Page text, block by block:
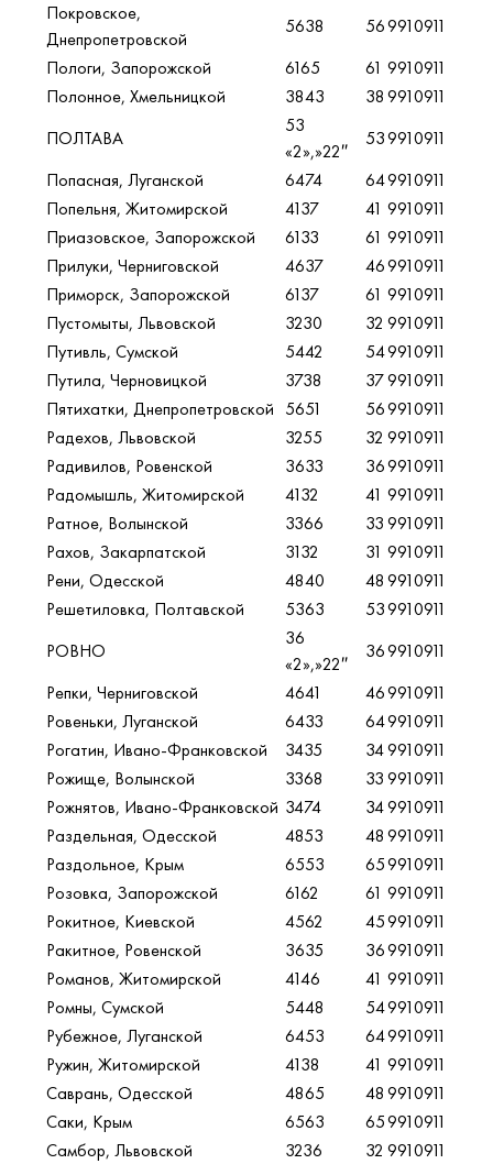
Покровское,
Днепропетровской
5638 569910911
Пологи, Запорожской
6165 61 9910911
Полонное, Хмельницкой
3843 389910911
ПОЛТАВА
53
«2»,»22″
539910911
Попасная, Луганской
6474 649910911
Попельня, Житомирской
4137 41 9910911
Приазовское, Запорожской
6133 61 9910911
Прилуки, Черниговской
4637 469910911
Приморск, Запорожской
6137 61 9910911
Пустомыты, Львовской
3230 32 9910911
Путивль, Сумской
5442 549910911
Путила, Черновицкой
3738 379910911
Пятихатки, Днепропетровской 5651 569910911
Радехов, Львовской
3255 32 9910911
Радивилов, Ровенской
3633 369910911
Радомышль, Житомирской
4132 41 9910911
Ратное, Волынской
3366 339910911
Рахов, Закарпатской
3132 31 9910911
Рени, Одесской
4840 489910911
Решетиловка, Полтавской
5363 539910911
РОВНО
36
«2»,»22″
369910911
Репки, Черниговской
4641 469910911
Ровеньки, Луганской
6433 649910911
Рогатин, Ивано-Франковской
3435 349910911
Рожище, Волынской
3368 339910911
Рожнятов, Ивано-Франковской 3474 349910911
Раздельная, Одесской
4853 489910911
Раздольное, Крым
6553 659910911
Розовка, Запорожской
6162 61 9910911
Рокитное, Киевской
4562 459910911
Ракитное, Ровенской
3635 369910911
Романов, Житомирской 4146 41 9910911
Ромны, Сумской
5448 549910911
Рубежное, Луганской
6453 649910911
Ружин, Житомирской
4138 41 9910911
Саврань, Одесской
4865 489910911
Саки, Крым
6563 659910911
Самбор, Львовской
3236 32 9910911